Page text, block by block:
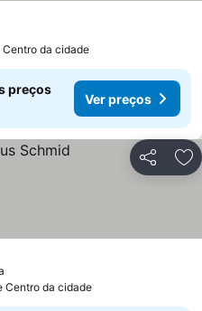
da cidade
preços
Ver preços
Partilhar
Centro da cidade